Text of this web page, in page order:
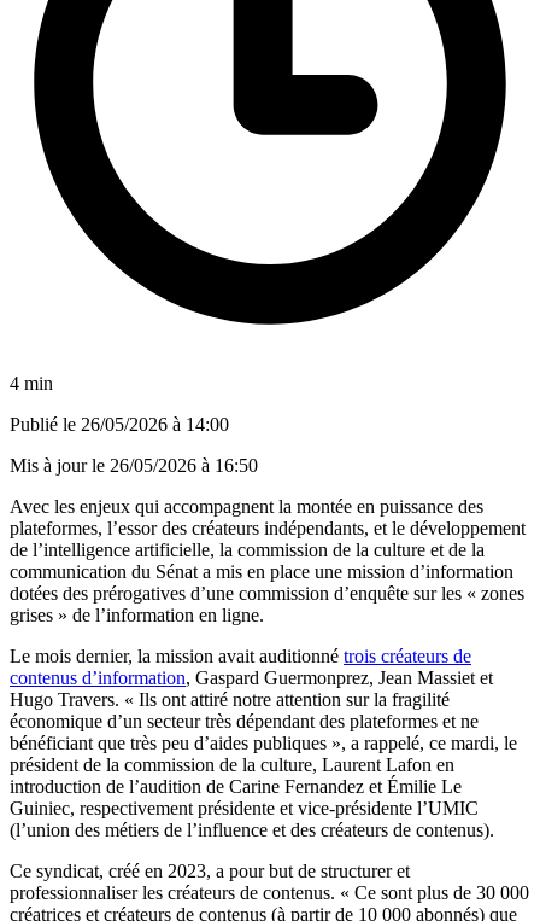
4 min
Publié le 26/05/2026 à 14:00
Mis à jour le 26/05/2026 à 16:50
Avec les enjeux qui accompagnent la montée en puissance des
plateformes, l’essor des créateurs indépendants, et le développement
de l’intelligence artificielle, la commission de la culture et de la
communication du Sénat a mis en place une mission d’information
dotées des prérogatives d’une commission d’enquête sur les « zones
grises » de l’information en ligne.
Le mois dernier, la mission avait auditionné trois créateurs de
contenus d’information, Gaspard Guermonprez, Jean Massiet et
Hugo Travers. « Ils ont attiré notre attention sur la fragilité
économique d’un secteur très dépendant des plateformes et ne
bénéficiant que très peu d’aides publiques », a rappelé, ce mardi, le
président de la commission de la culture, Laurent Lafon en
introduction de l’audition de Carine Fernandez et Émilie Le
Guiniec, respectivement présidente et vice-présidente l’UMIC
(l’union des métiers de l’influence et des créateurs de contenus).
Ce syndicat, créé en 2023, a pour but de structurer et
professionnaliser les créateurs de contenus. « Ce sont plus de 30 000
créatrices et créateurs de contenus (à partir de 10 000 abonnés) que